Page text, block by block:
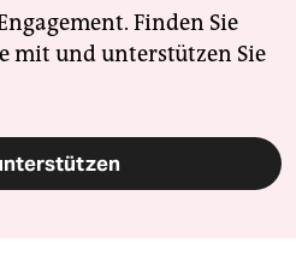
Finden Sie
mit und unterstützen Sie